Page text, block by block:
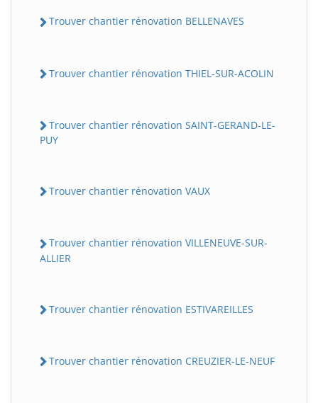
Trouver chantier rénovation BELLENAVES
Trouver chantier rénovation THIEL-SUR-ACOLIN
Trouver chantier rénovation SAINT-GERAND-LE-
PUY
Trouver chantier rénovation VAUX
Trouver chantier rénovation VILLENEUVE-SUR-
ALLIER
Trouver chantier rénovation ESTIVAREILLES
Trouver chantier rénovation CREUZIER-LE-NEUF